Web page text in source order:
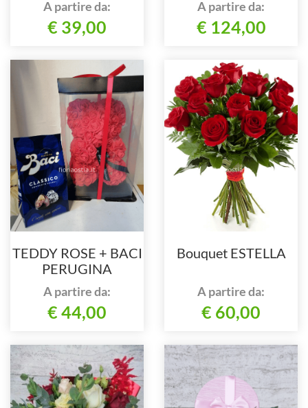
A partire da:
€ 39,00
A partire da:
€ 124,00
TEDDY ROSE + BACI
PERUGINA
A partire da:
€ 44,00
Bouquet ESTELLA
A partire da:
€ 60,00